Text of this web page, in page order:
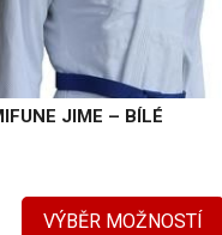
JIME – BÍLÉ
VÝBĚR MOŽNOSTÍ